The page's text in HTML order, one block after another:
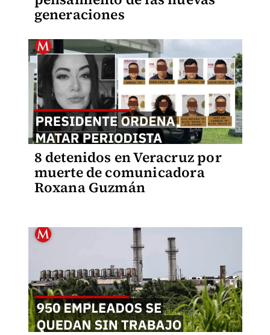
generaciones
8 detenidos en Veracruz por
muerte de comunicadora
Roxana Guzmán